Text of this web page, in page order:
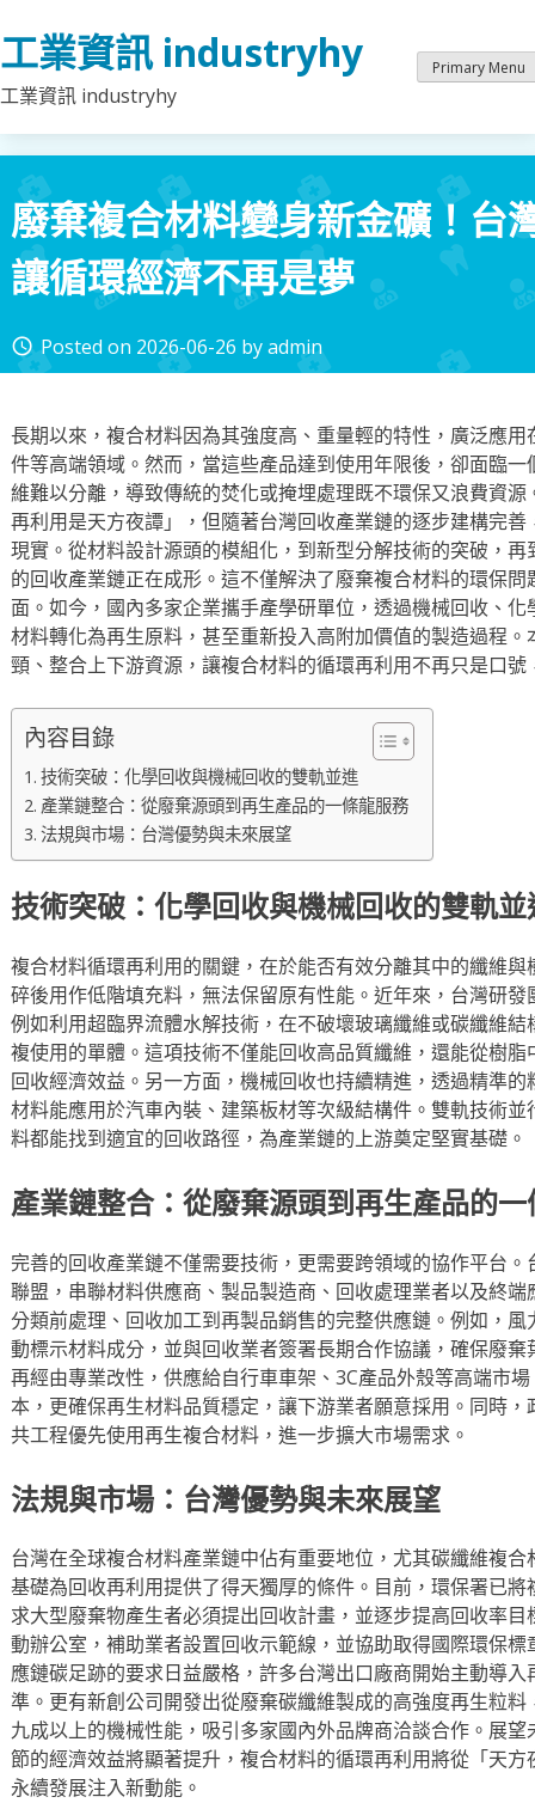
to
content
工業資訊 industryhy
工業資訊 industryhy
Primary Menu
廢棄複合材料變身新金礦！台
讓循環經濟不再是夢
access_time Posted on 2026-06-26 byadmin
長期以來，複合材料因為其強度高、重量輕的特性，廣泛應
件等高端領域。然而，當這些產品達到使用年限後，卻面臨
維難以分離，導致傳統的焚化或掩埋處理既不環保又浪費資
再利用是天方夜譚」，但隨著台灣回收產業鏈的逐步建構完
現實。從材料設計源頭的模組化，到新型分解技術的突破，
的回收產業鏈正在成形。這不僅解決了廢棄複合材料的環保
面。如今，國內多家企業攜手產學研單位，透過機械回收、
材料轉化為再生原料，甚至重新投入高附加價值的製造過程
頸、整合上下游資源，讓複合材料的循環再利用不再只是口
內容目錄
技術突破：化學回收與機械回收的雙軌並進
產業鏈整合：從廢棄源頭到再生產品的一條龍服務
法規與市場：台灣優勢與未來展望
技術突破：化學回收與機械回收的雙軌並
複合材料循環再利用的關鍵，在於能否有效分離其中的纖維
碎後用作低階填充料，無法保留原有性能。近年來，台灣研
例如利用超臨界流體水解技術，在不破壞玻璃纖維或碳纖維
複使用的單體。這項技術不僅能回收高品質纖維，還能從樹
回收經濟效益。另一方面，機械回收也持續精進，透過精準
材料能應用於汽車內裝、建築板材等次級結構件。雙軌技術
料都能找到適宜的回收路徑，為產業鏈的上游奠定堅實基礎。
產業鏈整合：從廢棄源頭到再生產品的
完善的回收產業鏈不僅需要技術，更需要跨領域的協作平台
聯盟，串聯材料供應商、製品製造商、回收處理業者以及終
分類前處理、回收加工到再製品銷售的完整供應鏈。例如，
動標示材料成分，並與回收業者簽署長期合作協議，確保廢
再經由專業改性，供應給自行車車架、3C產品外殼等高端市
本，更確保再生材料品質穩定，讓下游業者願意採用。同時
共工程優先使用再生複合材料，進一步擴大市場需求。
法規與市場：台灣優勢與未來展望
台灣在全球複合材料產業鏈中佔有重要地位，尤其碳纖維複
基礎為回收再利用提供了得天獨厚的條件。目前，環保署已
求大型廢棄物產生者必須提出回收計畫，並逐步提高回收率
動辦公室，補助業者設置回收示範線，並協助取得國際環保
應鏈碳足跡的要求日益嚴格，許多台灣出口廠商開始主動導
準。更有新創公司開發出從廢棄碳纖維製成的高強度再生粒
九成以上的機械性能，吸引多家國內外品牌商洽談合作。展
節的經濟效益將顯著提升，複合材料的循環再利用將從「天
永續發展注入新動能。